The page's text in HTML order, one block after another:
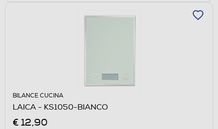
BILANCE CUCINA
LAICA - KS1050-BIANCO
€ 12,90